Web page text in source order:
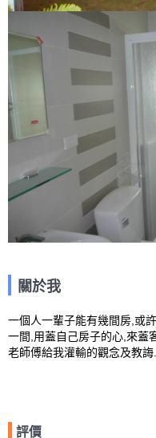
關於我
一個人一輩子能有幾間房,或
一間,用蓋自己房子的心,來蓋
老師傅給我灌輸的觀念及教誨.
評價